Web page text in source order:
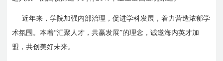
近年来，学院加强内部治理，促进学科发展，着力营造浓郁学
术氛围。本着“汇聚人才，共赢发展”的理念，诚邀海内英才加
盟，共创美好未来。